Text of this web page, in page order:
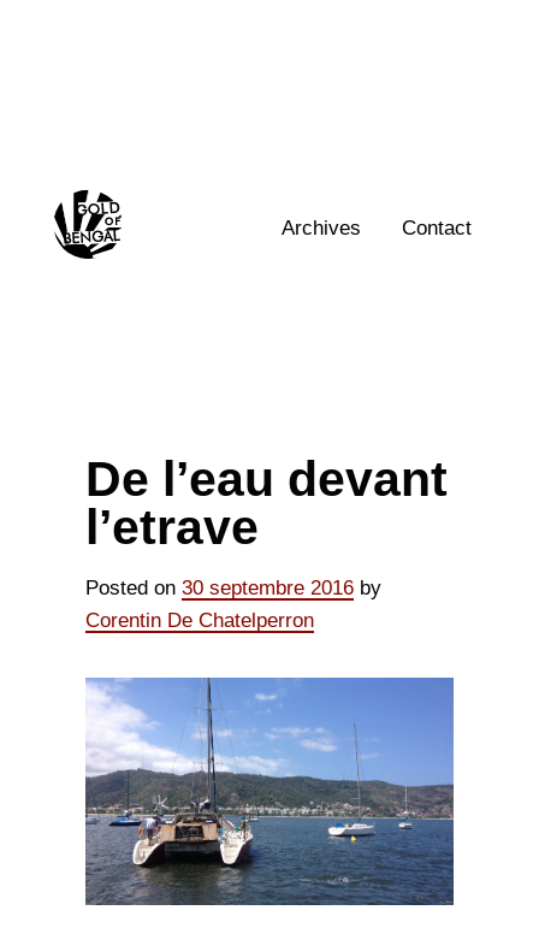
Archives
Contact
De l’eau devant
l’etrave
Posted on 30 septembre 2016 by
Corentin De Chatelperron